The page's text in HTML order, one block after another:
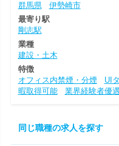
群馬県
伊勢崎市
最寄り駅
剛志駅
業種
建設・土木
特徴
オフィス内禁煙・分煙
UI
暇取得可能
業界経験者優遇
同じ職種の求人を探す